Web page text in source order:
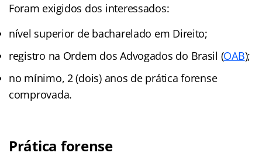
Foram exigidos dos interessados:
nível superior de bacharelado em Direito;
registro na Ordem dos Advogados do Brasil (OAB);
no mínimo, 2 (dois) anos de prática forense
comprovada.
Prática forense